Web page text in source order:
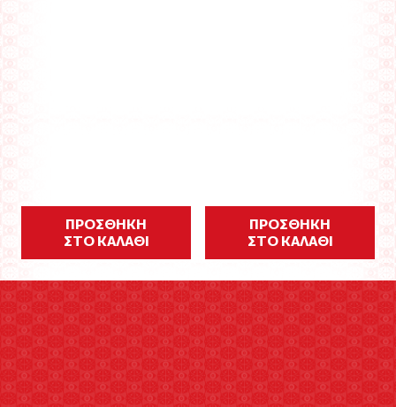
ΠΡΟΣΘΗΚΗ
ΣΤΟ ΚΑΛΑΘΙ
ΠΡΟΣΘΗΚΗ
ΣΤΟ ΚΑΛΑΘΙ